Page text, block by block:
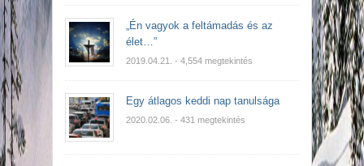
„Én vagyok a feltámadás és az
élet…”
2019.04.21. - 4,554 megtekintés
Egy átlagos keddi nap tanulsága
2020.02.06. - 431 megtekintés